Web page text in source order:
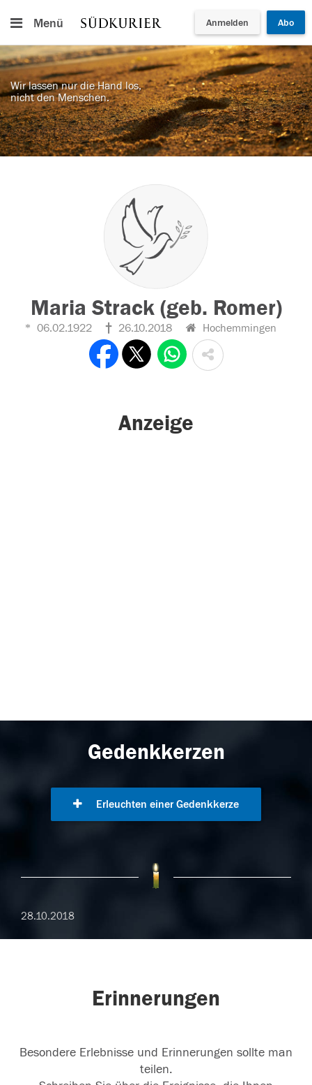
Menü Anmelden Abo
Wir lassen nur die Hand los,
nicht den Menschen.
Maria Strack (geb. Romer)
06.02.1922 26.10.2018 Hochemmingen
Anzeige
Gedenkkerzen
Erleuchten einer Gedenkkerze
28.10.2018
Erinnerungen
Besondere Erlebnisse und Erinnerungen sollte man
teilen.